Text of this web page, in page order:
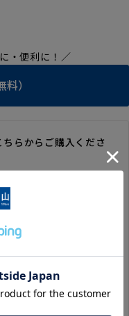
・便利に！／
）
らからご購入くださ
ります。
トは付与されません。
イントの付与は、対応
ンセル手続きはご利用